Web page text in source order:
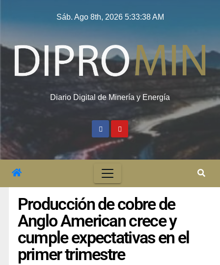
Sáb. Ago 8th, 2026 5:33:39 AM
Diario Digital de Minería y Energía
Producción de cobre de
Anglo American crece y
cumple expectativas en el
primer trimestre